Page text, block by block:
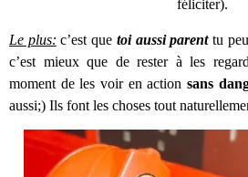
féliciter).
Le plus: c’est que toi aussi parent tu
c’est mieux que de rester à les
moment de les voir en action sans
aussi;) Ils font les choses tout